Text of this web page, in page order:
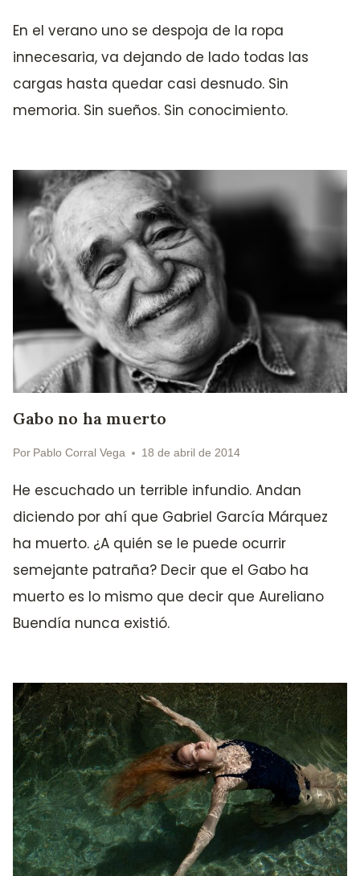
En el verano uno se despoja de la ropa
innecesaria, va dejando de lado todas las
cargas hasta quedar casi desnudo. Sin
memoria. Sin sueños. Sin conocimiento.
Gabo no ha muerto
Por Pablo Corral Vega 18 de abril de 2014
He escuchado un terrible infundio. Andan
diciendo por ahí que Gabriel García Márquez
ha muerto. ¿A quién se le puede ocurrir
semejante patraña? Decir que el Gabo ha
muerto es lo mismo que decir que Aureliano
Buendía nunca existió.